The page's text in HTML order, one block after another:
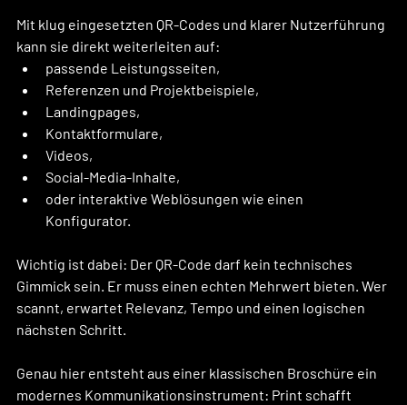
Mit klug eingesetzten QR-Codes und klarer Nutzerführung
kann sie direkt weiterleiten auf:
passende Leistungsseiten,
Referenzen und Projektbeispiele,
Landingpages,
Kontaktformulare,
Videos,
Social-Media-Inhalte,
oder interaktive Weblösungen wie einen
Konfigurator.
Wichtig ist dabei: Der QR-Code darf kein technisches
Gimmick sein. Er muss einen echten Mehrwert bieten. Wer
scannt, erwartet Relevanz, Tempo und einen logischen
nächsten Schritt.
Genau hier entsteht aus einer klassischen Broschüre ein
modernes Kommunikationsinstrument: Print schafft